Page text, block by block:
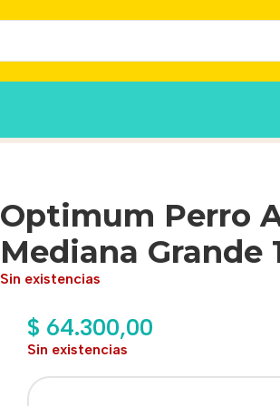
Optimum Perro
Mediana Grande
Sin existencias
$ 64.300,00
Sin existencias